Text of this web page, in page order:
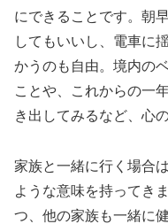
にできることです。朝
してもいいし、電車に
かうのも自由。境内の
ことや、これからの一
き出してみるなど、心
家族と一緒に行く場合
ような意味を持ってき
つ、他の家族も一緒に